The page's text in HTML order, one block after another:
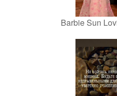
Barbie Sun